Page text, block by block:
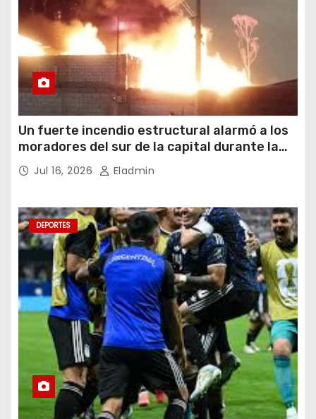
Un fuerte incendio estructural alarmó a los
moradores del sur de la capital durante la
noche del miércoles 15 de julio de 2026
Jul 16, 2026 Eladmin
DEPORTES